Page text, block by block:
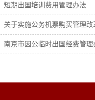
短期出国培训费用管理办法
关于实施公务机票购买管理
南京市因公临时出国经费管理